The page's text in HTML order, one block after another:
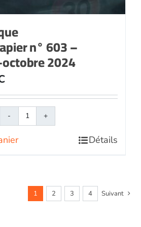
n° 603 –
2024
quantité
n°
603
Détails
1 2 3 4 Suivant